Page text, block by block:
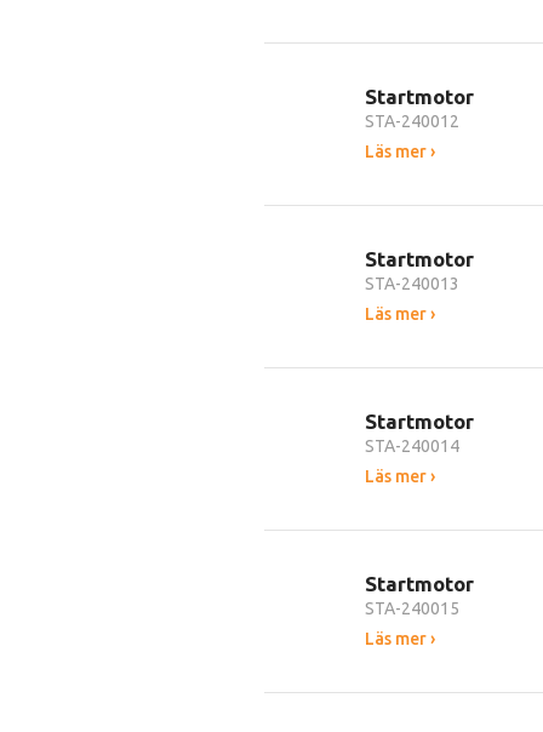
Startmotor
STA-240012
Läs mer ›
Startmotor
STA-240013
Läs mer ›
Startmotor
STA-240014
Läs mer ›
Startmotor
STA-240015
Läs mer ›